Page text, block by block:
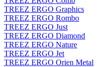
TREEZ ERGO Graphics
TREEZ ERGO Rombo
TREEZ ERGO Just
TREEZ ERGO Diamond
TREEZ ERGO Nature
TREEZ ERGO Jet
TREEZ ERGO Orien Metal